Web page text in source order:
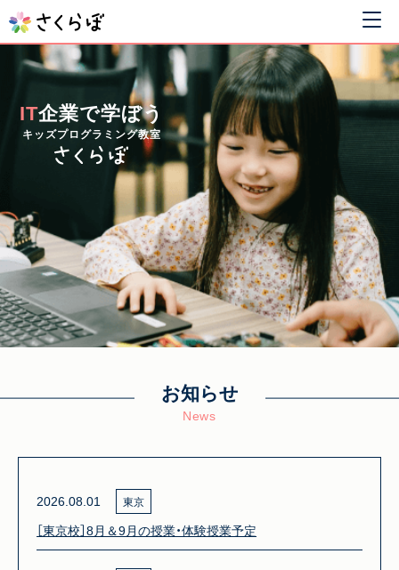
IT企業で学ぼう
キッズプログラミング教室
お知らせ
News
2026.08.01 東京
［東京校］8月＆9月の授業・体験授業予定